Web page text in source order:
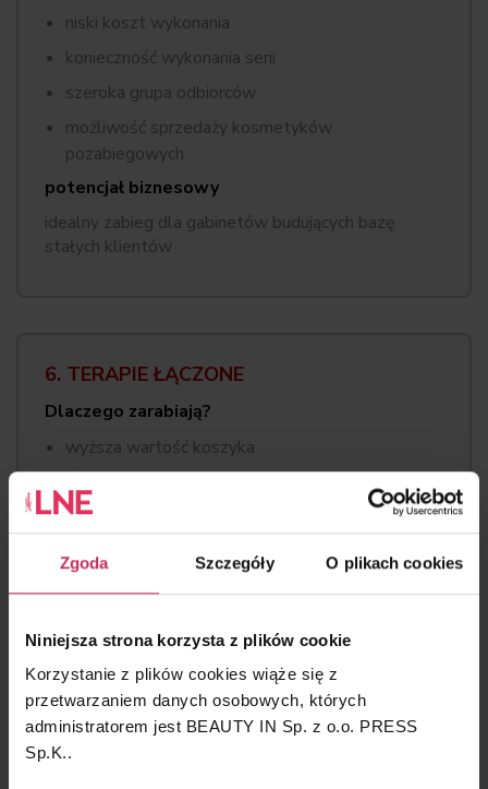
Zgoda Szczegóły O plikach cookies
Niniejsza strona korzysta z plików cookie
Korzystanie z plików cookies wiąże się z
przetwarzaniem danych osobowych, których
administratorem jest BEAUTY IN Sp. z o.o. PRESS
Sp.K..
niski koszt wykonania
konieczność wykonania serii
szeroka grupa odbiorców
możliwość sprzedaży kosmetyków
pozabiegowych
potencjał biznesowy
idealny zabieg dla gabinetów budujących bazę
stałych klientów
6. TERAPIE ŁĄCZONE
Dlaczego zarabiają?
wyższa wartość koszyka
większa satysfakcja klienta
możliwość tworzenia autorskich programów
mikronakłuwanie + peelingi
laser + pielęgnacja regeneracyjna
potencjał biznesowy
największy wzrost sprzedaży w nowoczesnych